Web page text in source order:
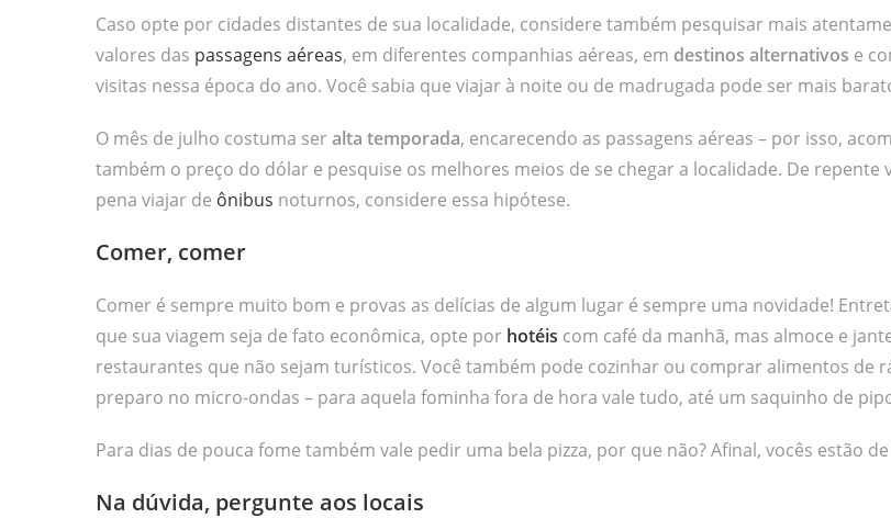
Caso opte por cidades distantes de sua localidade, considere também pesquisar mais
valores das passagens aéreas, em diferentes companhias aéreas, em destinos alternativos e
visitas nessa época do ano. Você sabia que viajar à noite ou de madrugada pode ser mais
O mês de julho costuma seralta temporada, encarecendo as passagens aéreas – por isso,
também o preço do dólar e pesquise os melhores meios de se chegar a localidade. De repente
pena viajar de ônibus noturnos, considere essa hipótese.
Comer, comer
Comer é sempre muito bom e provas as delícias de algum lugar é sempre uma novidade!
que sua viagem seja de fato econômica, opte por hotéis com café da manhã, mas almoce e
restaurantes que não sejam turísticos. Você também pode cozinhar ou comprar alimentos de
preparo no micro-ondas – para aquela fominha fora de hora vale tudo, até um saquinho de
Para dias de pouca fome também vale pedir uma bela pizza, por que não? Afinal, vocês estão
Na dúvida, pergunte aos locais